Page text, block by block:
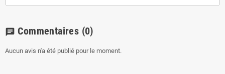
chat Commentaires (0)
Aucun avis n'a été publié pour le moment.